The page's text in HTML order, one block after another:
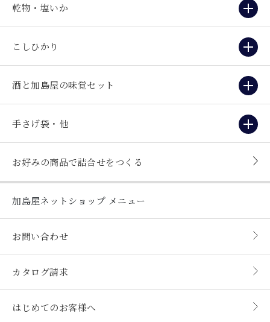
乾物・塩いか
こしひかり
酒と加島屋の味覚セット
手さげ袋・他
お好みの商品で詰合せをつくる
加島屋ネットショップ メニュー
お問い合わせ
カタログ請求
はじめてのお客様へ